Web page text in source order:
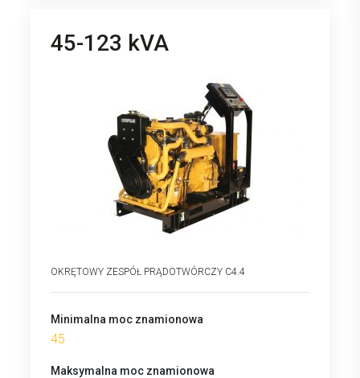
45-123 kVA
OKRĘTOWY ZESPÓŁ PRĄDOTWÓRCZY C4.4
Minimalna moc znamionowa
45
Maksymalna moc znamionowa